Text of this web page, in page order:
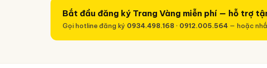
Bắt đầu đăng ký Trang Vàng miễn phí — hỗ trợ
Gọi hotline đăng ký 0934.498.168 · 0912.005.564 — hoặc